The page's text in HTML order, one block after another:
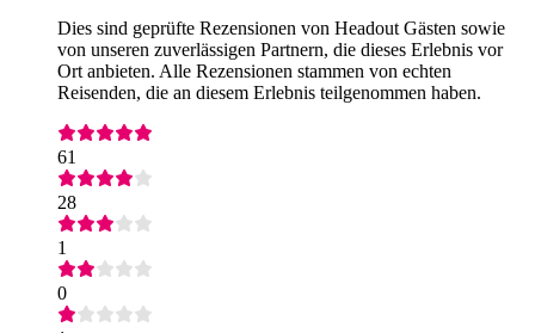
Dies sind geprüfte Rezensionen von Headout Gästen sowie
von unseren zuverlässigen Partnern, die dieses Erlebnis vor
Ort anbieten. Alle Rezensionen stammen von echten
Reisenden, die an diesem Erlebnis teilgenommen haben.
61
28
1
0